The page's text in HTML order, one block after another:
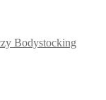
Bodystocking